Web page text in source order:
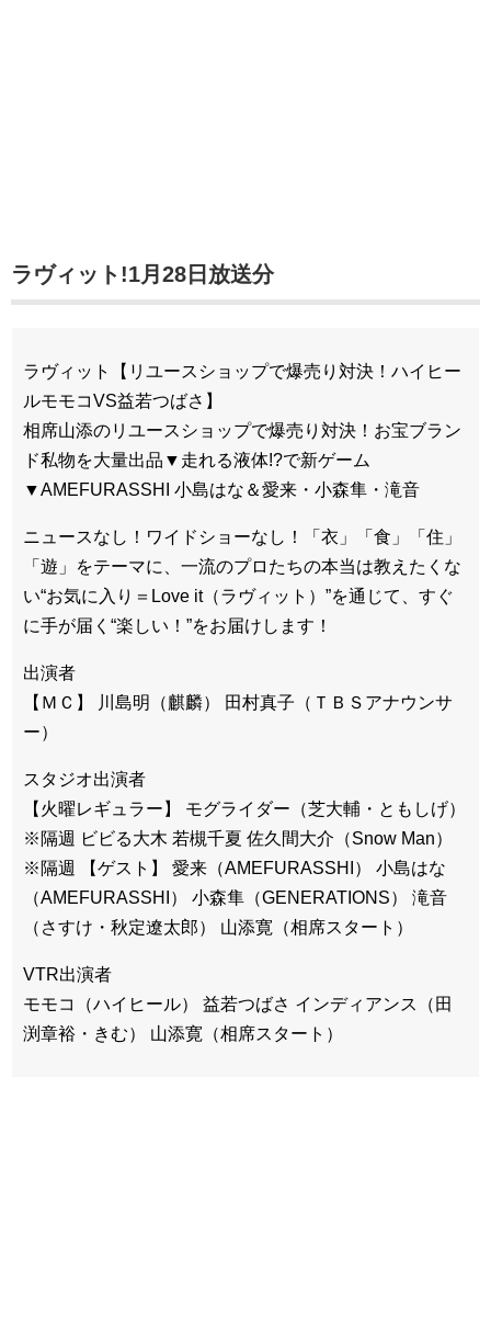
ラヴィット!1月28日放送分
ラヴィット【リユースショップで爆売り対決！ハイヒー
ルモモコVS益若つばさ】
相席山添のリユースショップで爆売り対決！お宝ブラン
ド私物を大量出品▼走れる液体!?で新ゲーム
▼AMEFURASSHI 小島はな＆愛来・小森隼・滝音
ニュースなし！ワイドショーなし！「衣」「食」「住」
「遊」をテーマに、一流のプロたちの本当は教えたくな
い“お気に入り＝Love it（ラヴィット）”を通じて、すぐ
に手が届く“楽しい！”をお届けします！
出演者
【ＭＣ】 川島明（麒麟） 田村真子（ＴＢＳアナウンサ
ー）
スタジオ出演者
【火曜レギュラー】 モグライダー（芝大輔・ともしげ）
※隔週 ビビる大木 若槻千夏 佐久間大介（Snow Man）
※隔週 【ゲスト】 愛来（AMEFURASSHI） 小島はな
（AMEFURASSHI） 小森隼（GENERATIONS） 滝音
（さすけ・秋定遼太郎） 山添寛（相席スタート）
VTR出演者
モモコ（ハイヒール） 益若つばさ インディアンス（田
渕章裕・きむ） 山添寛（相席スタート）